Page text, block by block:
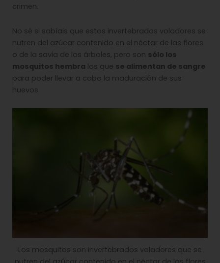
crimen.
No sé si sabíais que estos invertebrados voladores se
nutren del azúcar contenido en el néctar de las flores
o de la savia de los árboles, pero son sólo los
mosquitos hembra los que se alimentan de sangre
para poder llevar a cabo la maduración de sus
huevos.
Los mosquitos son invertebrados voladores que se